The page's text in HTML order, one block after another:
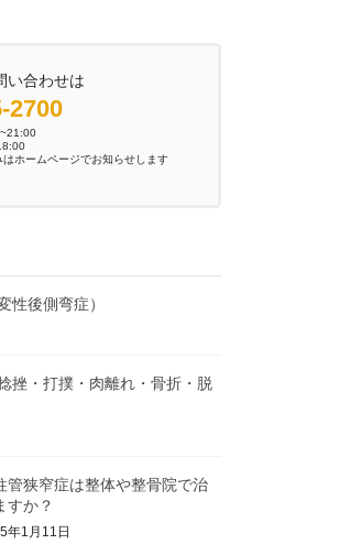
い合わせは
2700
10:00~21:00
10:00~18:00
はホームページでお知らせします
性後側弯症）
挫・打撲・肉離れ・骨折・脱
管狭窄症は整体や整骨院で治
すか？
年1月11日